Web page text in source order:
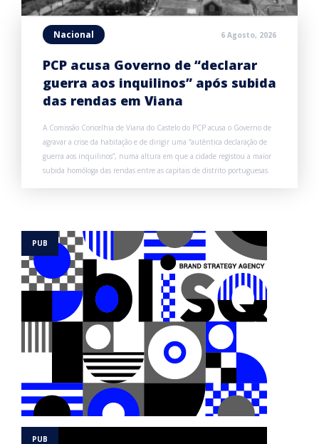
Nacional 6 Agosto, 2026
PCP acusa Governo de “declarar
guerra aos inquilinos” após subida
das rendas em Viana
A Comissão Concelhia de Viana do Castelo do PCP acusa o Governo de
agravar a crise da habitação e de dirigir uma “autêntica declaração de
guerra aos inquilinos”, numa altura em que a cidade registou a maior
subida homóloga das rendas entre as capitais de distrito portuguesas.